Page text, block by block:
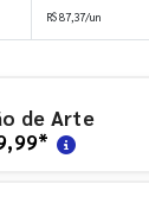
unidades
R$ 87,37/un
de Arte
*